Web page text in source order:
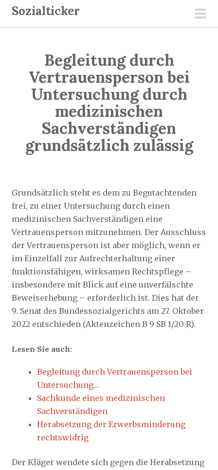
Sozialticker
Begleitung durch
Vertrauensperson bei
Untersuchung durch
medizinischen
Sachverständigen
grundsätzlich zulässig
Grundsätzlich steht es dem zu Begutachtenden
frei, zu einer Untersuchung durch einen
medizinischen Sachverständigen eine
Vertrauensperson mitzunehmen. Der Ausschluss
der Vertrauensperson ist aber möglich, wenn er
im Einzelfall zur Aufrechterhaltung einer
funktionsfähigen, wirksamen Rechtspflege –
insbesondere mit Blick auf eine unverfälschte
Beweiserhebung – erforderlich ist. Dies hat der
9. Senat des Bundessozialgerichts am 27. Oktober
2022 entschieden (Aktenzeichen B 9 SB 1/20 R).
Lesen Sie auch:
Begleitung durch Vertrauensperson bei
Untersuchung…
Sachkunde eines medizinischen
Sachverständigen
Herabsetzung der Erwerbsminderung
rechtswidrig
Der Kläger wendete sich gegen die Herabsetzung